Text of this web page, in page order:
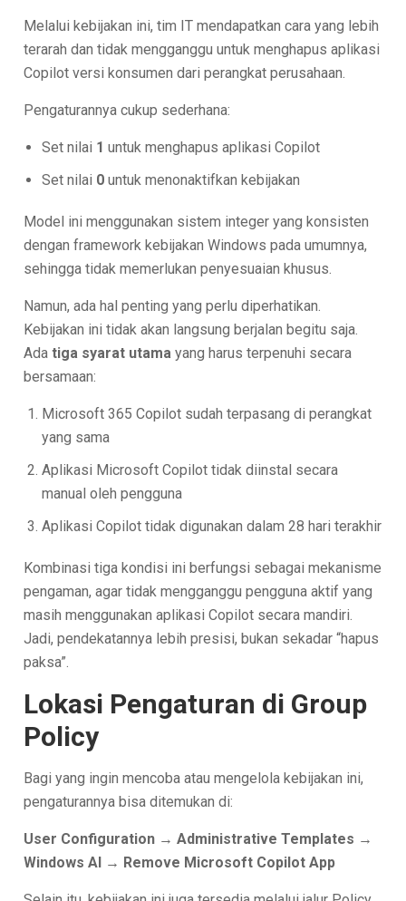
Melalui kebijakan ini, tim IT mendapatkan cara yang lebih
terarah dan tidak mengganggu untuk menghapus aplikasi
Copilot versi konsumen dari perangkat perusahaan.
Pengaturannya cukup sederhana:
Set nilai 1 untuk menghapus aplikasi Copilot
Set nilai 0 untuk menonaktifkan kebijakan
Model ini menggunakan sistem integer yang konsisten
dengan framework kebijakan Windows pada umumnya,
sehingga tidak memerlukan penyesuaian khusus.
Namun, ada hal penting yang perlu diperhatikan.
Kebijakan ini tidak akan langsung berjalan begitu saja.
Adatiga syarat utama yang harus terpenuhi secara
bersamaan:
Microsoft 365 Copilot sudah terpasang di perangkat
yang sama
Aplikasi Microsoft Copilot tidak diinstal secara
manual oleh pengguna
Aplikasi Copilot tidak digunakan dalam 28 hari terakhir
Kombinasi tiga kondisi ini berfungsi sebagai mekanisme
pengaman, agar tidak mengganggu pengguna aktif yang
masih menggunakan aplikasi Copilot secara mandiri.
Jadi, pendekatannya lebih presisi, bukan sekadar “hapus
paksa”.
Lokasi Pengaturan di Group
Policy
Bagi yang ingin mencoba atau mengelola kebijakan ini,
pengaturannya bisa ditemukan di:
User Configuration → Administrative Templates →
Windows AI → Remove Microsoft Copilot App